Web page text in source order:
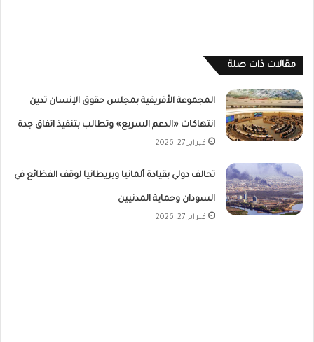
مقالات ذات صلة
المجموعة الأفريقية بمجلس حقوق الإنسان تدين
انتهاكات «الدعم السريع» وتطالب بتنفيذ اتفاق جدة
فبراير 27, 2026
تحالف دولي بقيادة ألمانيا وبريطانيا لوقف الفظائع في
السودان وحماية المدنيين
فبراير 27, 2026